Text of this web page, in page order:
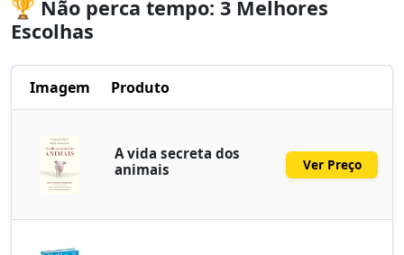
🏆 Não perca tempo: 3 Melhores
Escolhas
Imagem Produto
A vida secreta dos
animais
Ver Preço